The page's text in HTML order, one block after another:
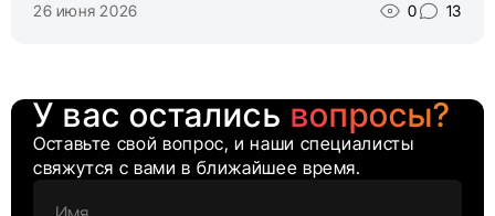
26 июня 2026
0 13
У вас остались вопросы?
Оставьте свой вопрос, и наши специалисты
свяжутся с вами в ближайшее время.